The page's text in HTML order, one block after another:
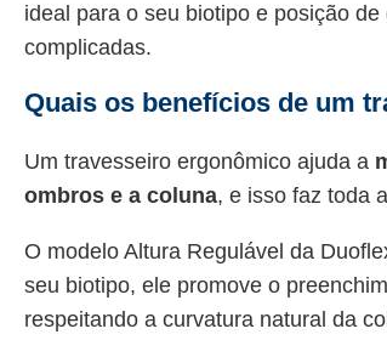
ideal para o seu biotipo e posição
complicadas.
Quais os benefícios de um
Um travesseiro ergonômico ajuda a
ombros e a coluna, e isso faz toda
O modelo Altura Regulável da
seu biotipo, ele promove o
respeitando a curvatura natural da